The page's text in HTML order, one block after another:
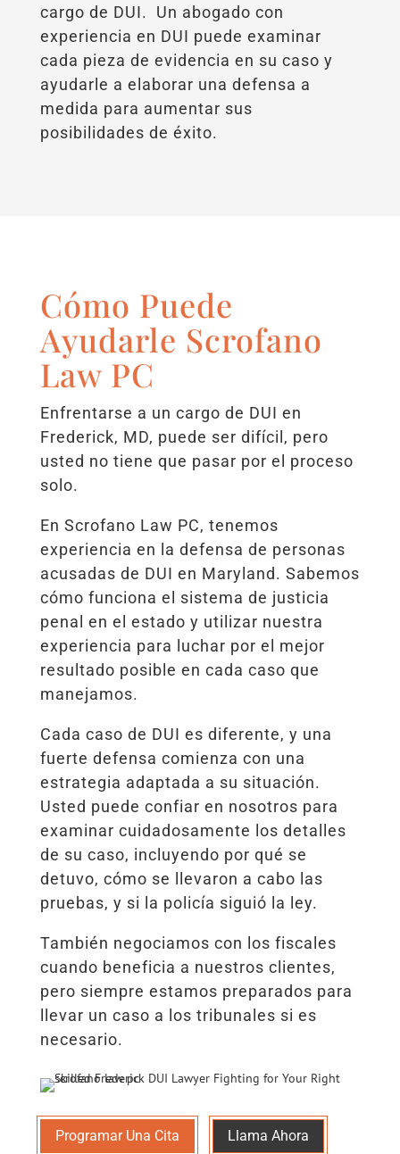
cargo de DUI. Un abogado con
experiencia en DUI puede examinar
cada pieza de evidencia en su caso y
ayudarle a elaborar una defensa a
medida para aumentar sus
posibilidades de éxito.
Cómo Puede
Ayudarle Scrofano
Law PC
Enfrentarse a un cargo de DUI en
Frederick, MD, puede ser difícil, pero
usted no tiene que pasar por el proceso
solo.
En Scrofano Law PC, tenemos
experiencia en la defensa de personas
acusadas de DUI en Maryland. Sabemos
cómo funciona el sistema de justicia
penal en el estado y utilizar nuestra
experiencia para luchar por el mejor
resultado posible en cada caso que
manejamos.
Cada caso de DUI es diferente, y una
fuerte defensa comienza con una
estrategia adaptada a su situación.
Usted puede confiar en nosotros para
examinar cuidadosamente los detalles
de su caso, incluyendo por qué se
detuvo, cómo se llevaron a cabo las
pruebas, y si la policía siguió la ley.
También negociamos con los fiscales
cuando beneficia a nuestros clientes,
pero siempre estamos preparados para
llevar un caso a los tribunales si es
necesario.
Programar Una Cita Llama Ahora